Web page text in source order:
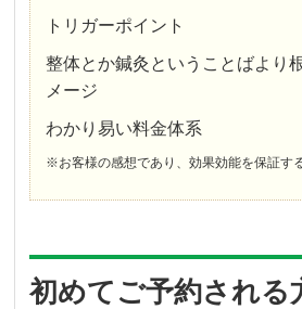
トリガーポイント
整体とか鍼灸ということばより
メージ
わかり易い料金体系
※お客様の感想であり、効果効能を保証す
初めてご予約される